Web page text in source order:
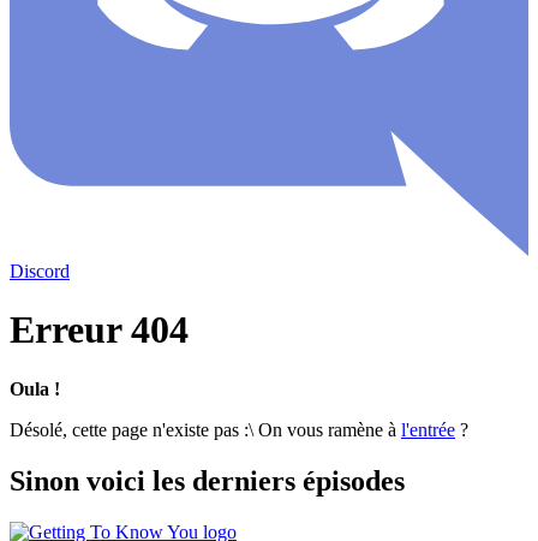
Discord
Erreur 404
Oula !
Désolé, cette page n'existe pas :\ On vous ramène à l'entrée ?
Sinon voici les derniers épisodes